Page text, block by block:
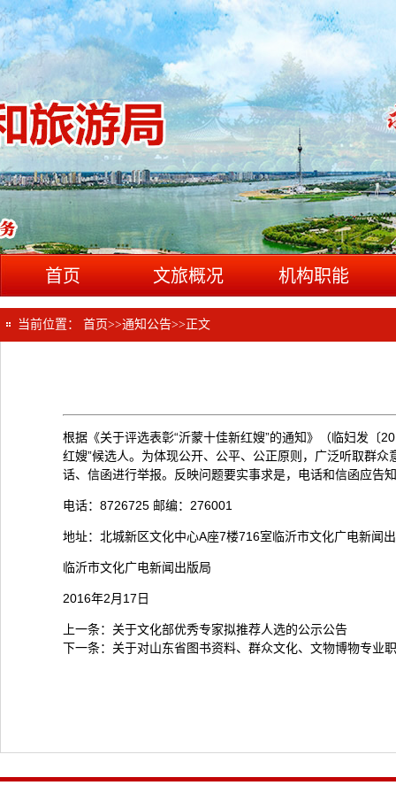
首页 文旅概况 机构职能
当前位置： 首页>>通知公告>> 正文
根据《关于评选表彰“沂蒙十佳新红嫂”的通知》（临妇发〔
红嫂”候选人。为体现公开、公平、公正原则，广泛听取群
话、信函进行举报。反映问题要实事求是，电话和信函应告
电话：8726725 邮编：276001
地址：北城新区文化中心A座7楼716室临沂市文化广电新闻
临沂市文化广电新闻出版局
2016年2月17日
上一条： 关于文化部优秀专家拟推荐人选的公示公告
下一条： 关于对山东省图书资料、群众文化、文物博物专业